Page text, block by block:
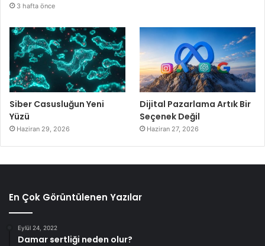
3 hafta önce
Siber Casusluğun Yeni
Yüzü
Haziran 29, 2026
Dijital Pazarlama Artık Bir
Seçenek Değil
Haziran 27, 2026
En Çok Görüntülenen Yazılar
Eylül 24, 2022
Damar sertliği neden olur?